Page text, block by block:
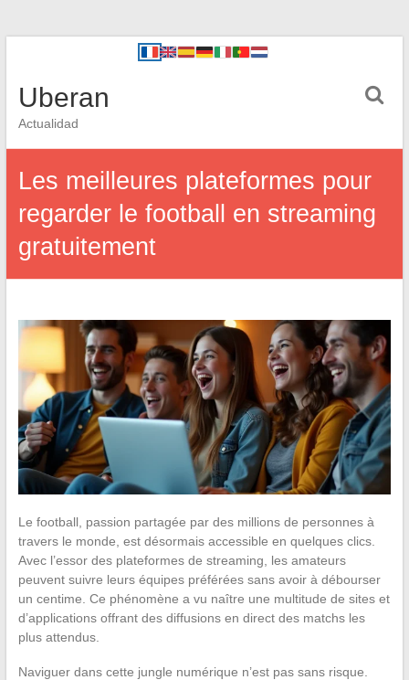
Uberan
Actualidad
Les meilleures plateformes pour
regarder le football en streaming
gratuitement
Le football, passion partagée par des millions de personnes à
travers le monde, est désormais accessible en quelques clics.
Avec l’essor des plateformes de streaming, les amateurs
peuvent suivre leurs équipes préférées sans avoir à débourser
un centime. Ce phénomène a vu naître une multitude de sites et
d’applications offrant des diffusions en direct des matchs les
plus attendus.
Naviguer dans cette jungle numérique n’est pas sans risque.